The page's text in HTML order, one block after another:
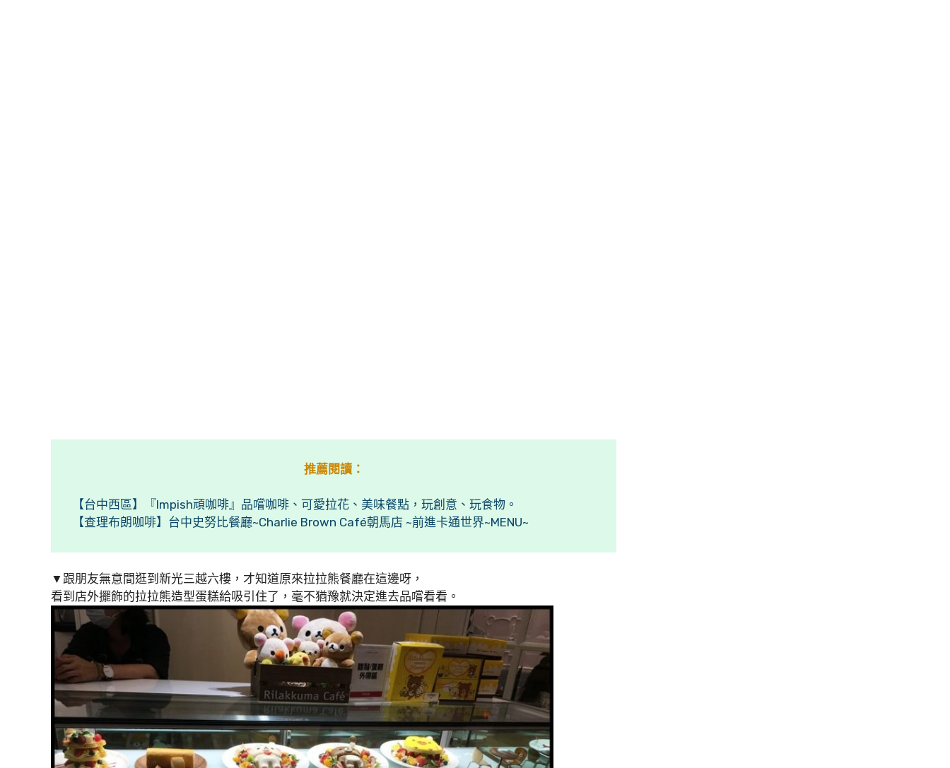
推薦閱讀：
【台中西區】『Impish頑咖啡』品嚐咖啡、可愛拉花、美味餐點，玩創意、玩食物。
【查理布朗咖啡】台中史努比餐廳~Charlie Brown Café朝馬店 ~前進卡通世界~MENU~
▼跟朋友無意間逛到新光三越六樓，才知道原來拉拉熊餐廳在這邊呀，
看到店外擺飾的拉拉熊造型蛋糕給吸引住了，毫不猶豫就決定進去品嚐看看。